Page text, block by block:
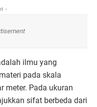
-
ilmu yang
materi pada skala
meter. Pada ukuran
sifat berbeda dari